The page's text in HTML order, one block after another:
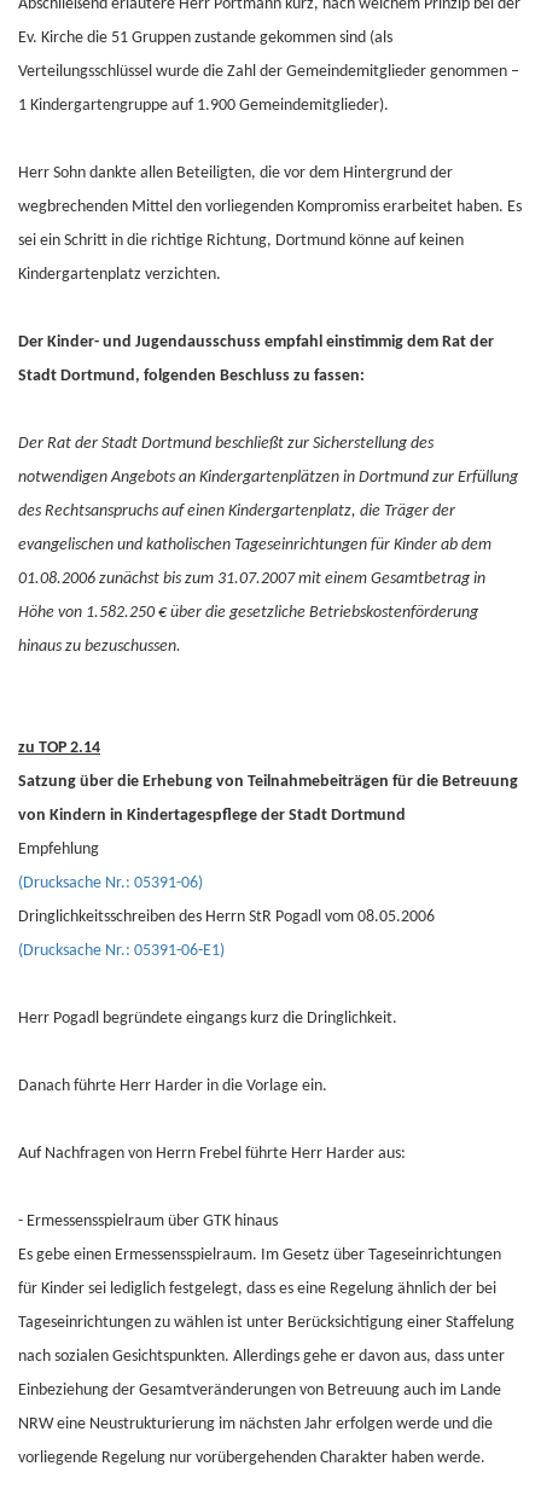
Abschließend erläutere Herr Portmann kurz, nach welchem Prinzip bei der
Ev. Kirche die 51 Gruppen zustande gekommen sind (als
Verteilungsschlüssel wurde die Zahl der Gemeindemitglieder genommen –
1 Kindergartengruppe auf 1.900 Gemeindemitglieder).
Herr Sohn dankte allen Beteiligten, die vor dem Hintergrund der
wegbrechenden Mittel den vorliegenden Kompromiss erarbeitet haben. Es
sei ein Schritt in die richtige Richtung, Dortmund könne auf keinen
Kindergartenplatz verzichten.
Der Kinder- und Jugendausschuss empfahl einstimmig dem Rat der
Stadt Dortmund, folgenden Beschluss zu fassen:
Der Rat der Stadt Dortmund beschließt zur Sicherstellung des
notwendigen Angebots an Kindergartenplätzen in Dortmund zur Erfüllung
des Rechtsanspruchs auf einen Kindergartenplatz, die Träger der
evangelischen und katholischen Tageseinrichtungen für Kinder ab dem
01.08.2006 zunächst bis zum 31.07.2007 mit einem Gesamtbetrag in
Höhe von 1.582.250 € über die gesetzliche Betriebskostenförderung
hinaus zu bezuschussen.
zu TOP 2.14
Satzung über die Erhebung von Teilnahmebeiträgen für die Betreuung
von Kindern in Kindertagespflege der Stadt Dortmund
Empfehlung
(Drucksache Nr.: 05391-06)
Dringlichkeitsschreiben des Herrn StR Pogadl vom 08.05.2006
(Drucksache Nr.: 05391-06-E1)
Herr Pogadl begründete eingangs kurz die Dringlichkeit.
Danach führte Herr Harder in die Vorlage ein.
Auf Nachfragen von Herrn Frebel führte Herr Harder aus:
- Ermessensspielraum über GTK hinaus
Es gebe einen Ermessensspielraum. Im Gesetz über Tageseinrichtungen
für Kinder sei lediglich festgelegt, dass es eine Regelung ähnlich der bei
Tageseinrichtungen zu wählen ist unter Berücksichtigung einer Staffelung
nach sozialen Gesichtspunkten. Allerdings gehe er davon aus, dass unter
Einbeziehung der Gesamtveränderungen von Betreuung auch im Lande
NRW eine Neustrukturierung im nächsten Jahr erfolgen werde und die
vorliegende Regelung nur vorübergehenden Charakter haben werde.